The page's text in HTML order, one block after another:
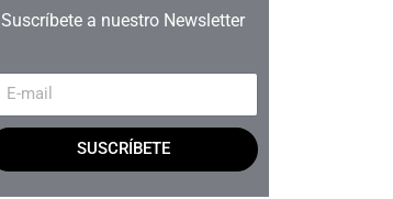
Suscríbete a nuestro Newsletter
SUSCRÍBETE